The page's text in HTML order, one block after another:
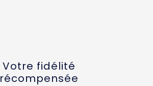
Votre fidélité
récompensée